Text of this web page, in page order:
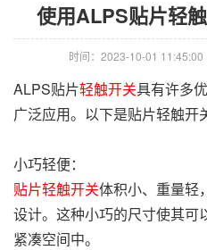
使用ALPS贴片轻
时间：2023-10-01 11:45:00
ALPS贴片轻触开关具有许多
广泛应用。以下是贴片轻触开
小巧轻便：
贴片轻触开关体积小、重量轻
设计。这种小巧的尺寸使其可
紧凑空间中。